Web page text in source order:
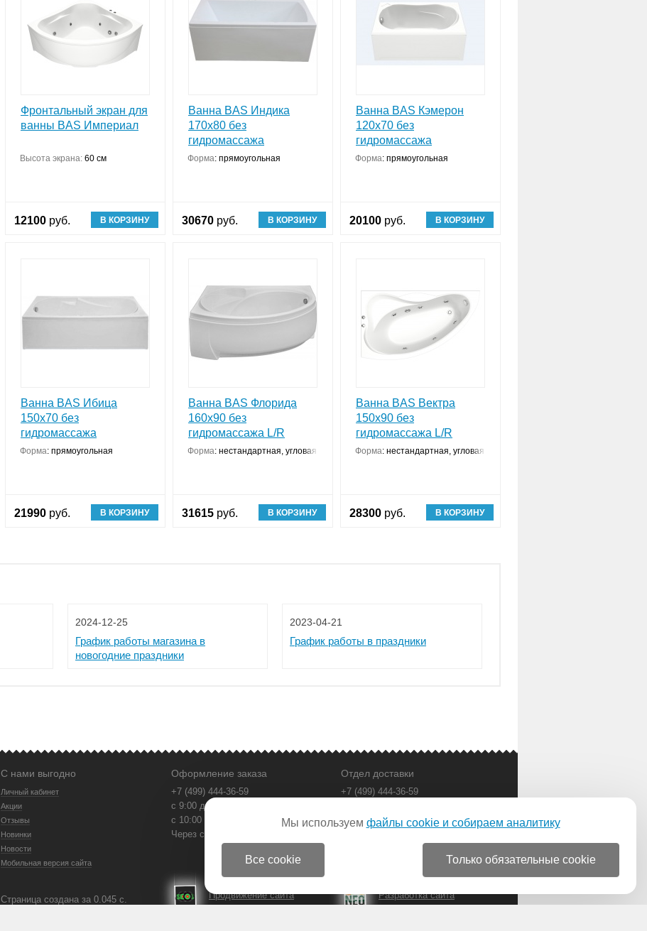
Фронтальный экран для
ванны BAS Империал
Высота экрана: 60 см
12100 руб. В КОРЗИНУ
Ванна BAS Индика
170x80 без
гидромассажа
Форма: прямоугольная
30670 руб. В КОРЗИНУ
Ванна BAS Кэмерон
120х70 без
гидромассажа
Форма: прямоугольная
20100 руб. В КОРЗИНУ
Ванна BAS Ибица
150х70 без
гидромассажа
Форма: прямоугольная
21990 руб. В КОРЗИНУ
Ванна BAS Флорида
160x90 без
гидромассажа L/R
Форма: нестандартная, угловая конструкция
31615 руб. В КОРЗИНУ
Ванна BAS Вектра
150x90 без
гидромассажа L/R
Форма: нестандартная, угловая конструкция
28300 руб. В КОРЗИНУ
2024-12-25
График работы магазина в
новогодние праздники
2023-04-21
График работы в праздники
С нами выгодно
Личный кабинет
Акции
Отзывы
Новинки
Новости
Мобильная версия сайта
Оформление заказа
+7 (499) 444-36-59
с 9:00 до 21:00 в будни
с 10:00 до 18:00 в выходные
Через сайт - круглосуточно
Отдел доставки
+7 (499) 444-36-59
bas@bas-vanna.ru
Страница создана за 0.045 с. Продвижение сайта Разработка сайта
Мы используем файлы cookie и собираем аналитику
Все cookie Только обязательные cookie